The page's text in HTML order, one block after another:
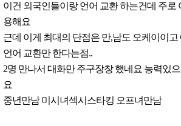
이건 외국인들이랑 언어 교환 하는건데 주로
용해요
근데 이게 최대의 단점은 만,남도 오케이이
언어 교환만 한다는점..
2명 만나서 대화만 주구장창 했네요 능력있
요
중년만남 미시녀섹시스타킹 오프녀만남